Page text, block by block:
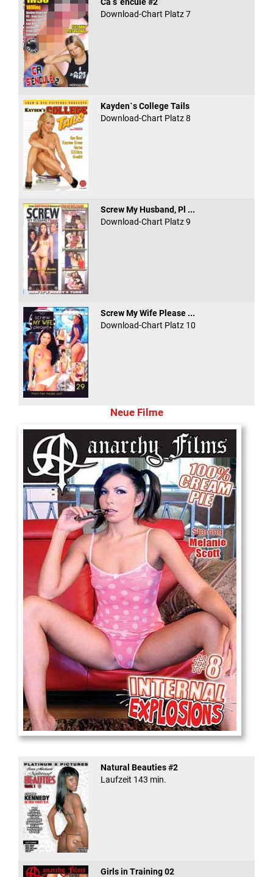
Ca s`encule #2
Download-Chart Platz 7
Kayden`s College Tails
Download-Chart Platz 8
Screw My Husband, Pl ...
Download-Chart Platz 9
Screw My Wife Please ...
Download-Chart Platz 10
Neue Filme
Internal Explosionen
Natural Beauties #2
Laufzeit 143 min.
Girls in Training 02